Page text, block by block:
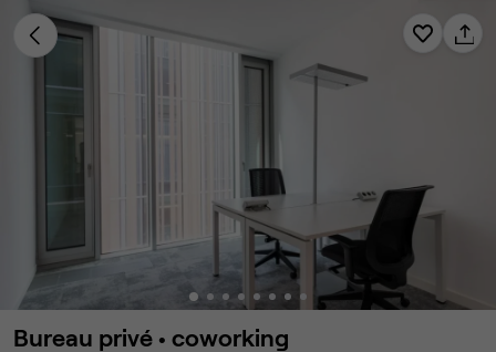
Bureau privé • coworking